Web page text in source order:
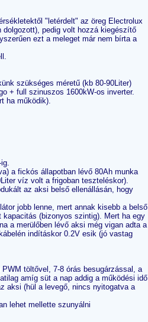
"letérdelt" az öreg Electrolux
dolgozott), pedig volt hozzá kiegészítő
ezt a meleget már nem bírta a
szükséges méretű (kb 80-90Liter)
+ full szinuszos 1600kW-os inverter.
ha működik).
a fickós állapotban lévő 80Ah munka
víz volt a frigoban teszteléskor).
az aksi belső ellenállásán, hogy
jobb lenne, mert annak kisebb a belső
(bizonyos szintig). Mert ha egy
a merülőben lévő aksi még vigan adta a
indításkor 0.2V esik (jó vastag
töltővel, 7-8 órás besugárzással, a
amíg süt a nap addig a működési idő
aksi (hül a levegő, nincs nyitogatva a
lehet mellette szunyálni